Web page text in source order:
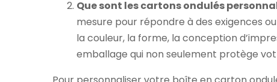
Que sont les cartons ondulés
mesure pour répondre à des exigences
la couleur, la forme, la conception
emballage qui non seulement protège